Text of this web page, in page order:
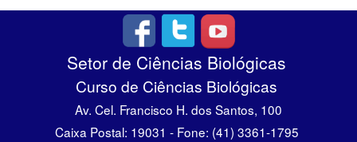
Setor de Ciências Biológicas
Curso de Ciências Biológicas
Av. Cel. Francisco H. dos Santos, 100
Caixa Postal: 19031 - Fone: (41) 3361-1795